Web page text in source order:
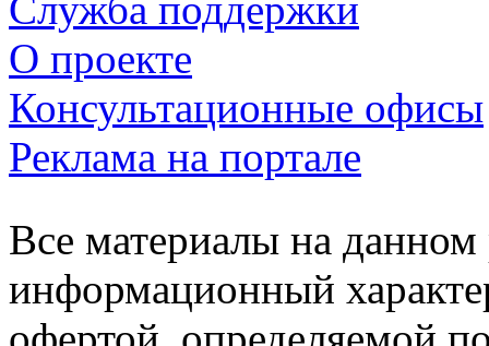
О проекте
Консультационные офисы
Реклама на портале
Все материалы на данном
информационный